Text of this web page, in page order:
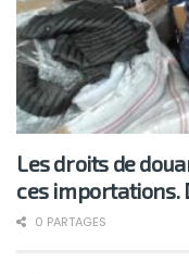
Les droits de
ces importations.
0 PARTAGES